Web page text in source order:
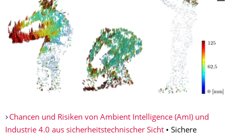
Chancen und Risiken von Ambient Intelligence (AmI) und
Industrie 4.0 aus sicherheitstechnischer Sicht • Sichere